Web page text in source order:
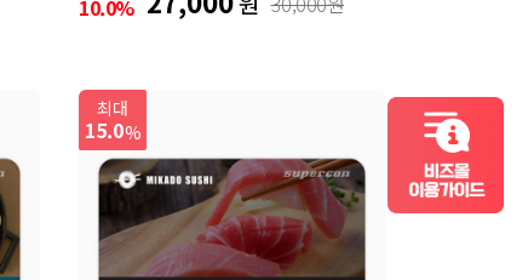
10.0%
최대
15.0%